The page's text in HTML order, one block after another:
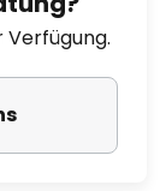
Verfügung.